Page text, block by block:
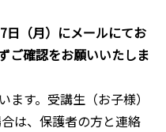
日（月）にメールにてお
ご確認をお願いいたしま
す。受講生（お子様）
は、保護者の方と連絡